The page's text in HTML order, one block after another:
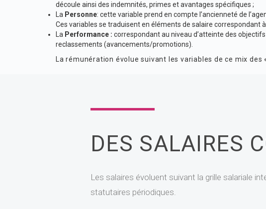
découle ainsi des indemnités, primes et avantages spécifiques ;
La Personne: cette variable prend en compte l’ancienneté de
Ces variables se traduisent en éléments de salaire
La Performance : correspondant au niveau d’atteinte des
reclassements (avancements/promotions).
La rémunération évolue suivant les variables de ce mix des
DES SALAIRES
Les salaires évoluent suivant la grille salariale
statutaires périodiques.